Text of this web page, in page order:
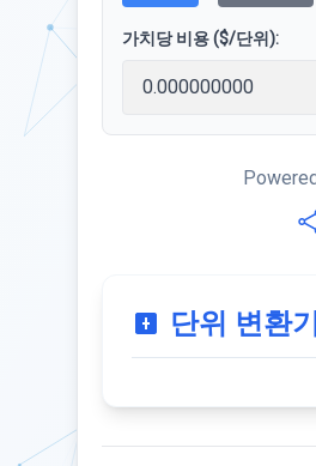
가치당 비용 ($/단위):
단위 변환기